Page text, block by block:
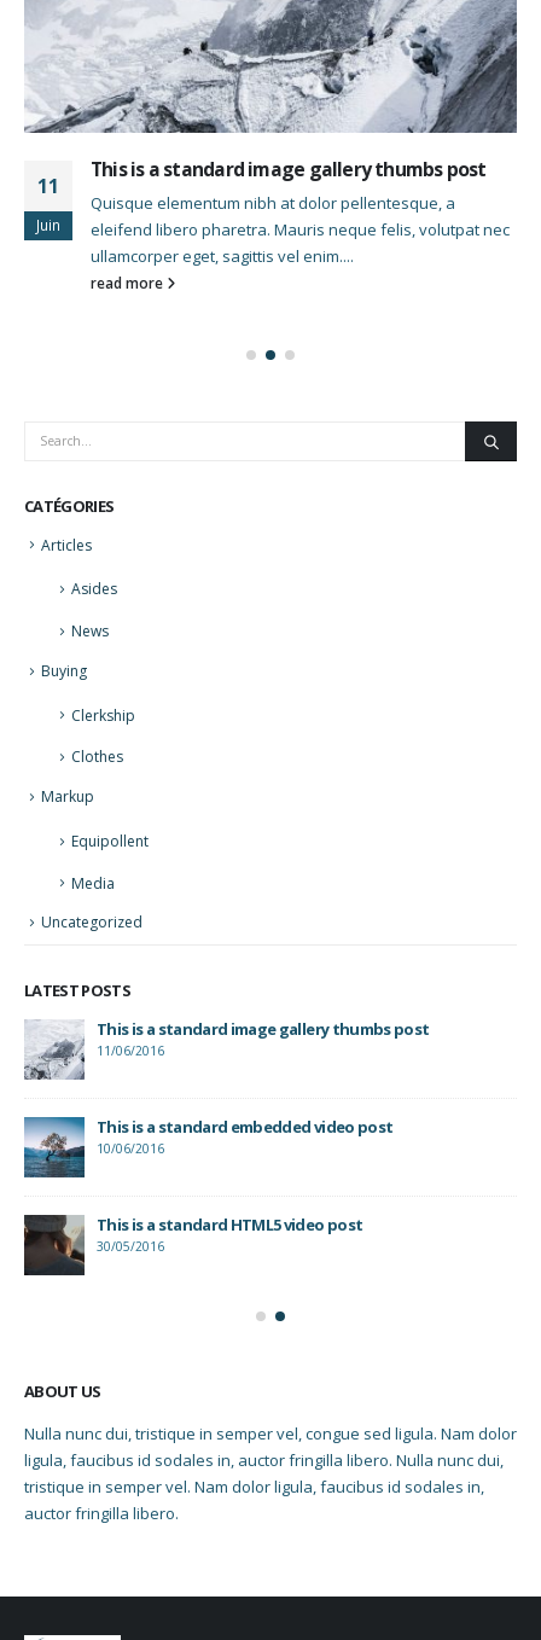
11
Juin
This is a standard image gallery thumbs post
Quisque elementum nibh at dolor pellentesque, a
eleifend libero pharetra. Mauris neque felis, volutpat nec
ullamcorper eget, sagittis vel enim....
read more
CATÉGORIES
Articles
Asides
News
Buying
Clerkship
Clothes
Markup
Equipollent
Media
Uncategorized
LATEST POSTS
This is a standard image gallery thumbs post
11/06/2016
This is a standard embedded video post
10/06/2016
This is a standard HTML5 video post
30/05/2016
ABOUT US
Nulla nunc dui, tristique in semper vel, congue sed ligula. Nam dolor
ligula, faucibus id sodales in, auctor fringilla libero. Nulla nunc dui,
tristique in semper vel. Nam dolor ligula, faucibus id sodales in,
auctor fringilla libero.